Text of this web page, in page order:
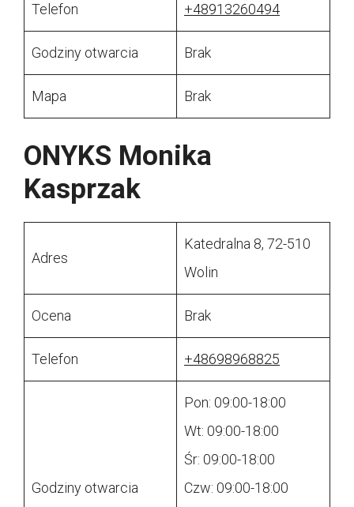
Telefon +48913260494
Godziny otwarcia Brak
Mapa Brak
ONYKS Monika
Kasprzak
Adres
Katedralna 8, 72-510
Wolin
Ocena Brak
Telefon +48698968825
Godziny otwarcia
Pon: 09:00-18:00
Wt: 09:00-18:00
Śr: 09:00-18:00
Czw: 09:00-18:00